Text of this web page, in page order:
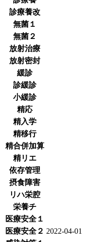
診療養改
無菌１
無菌２
放射治療
放射密封
緩診
診緩診
小緩診
精応
精入学
精移行
精合併加算
精リエ
依存管理
摂食障害
リハ栄腔
栄養チ
医療安全１
医療安全２ 2022-04-01